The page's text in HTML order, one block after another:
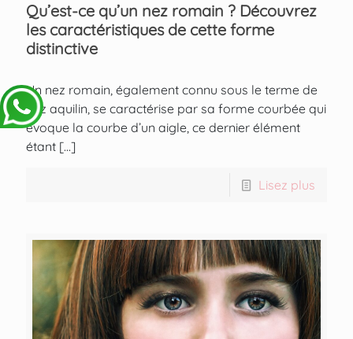
Qu’est-ce qu’un nez romain ? Découvrez
les caractéristiques de cette forme
distinctive
Un nez romain, également connu sous le terme de
nez aquilin, se caractérise par sa forme courbée qui
évoque la courbe d’un aigle, ce dernier élément
étant […]
Lisez plus